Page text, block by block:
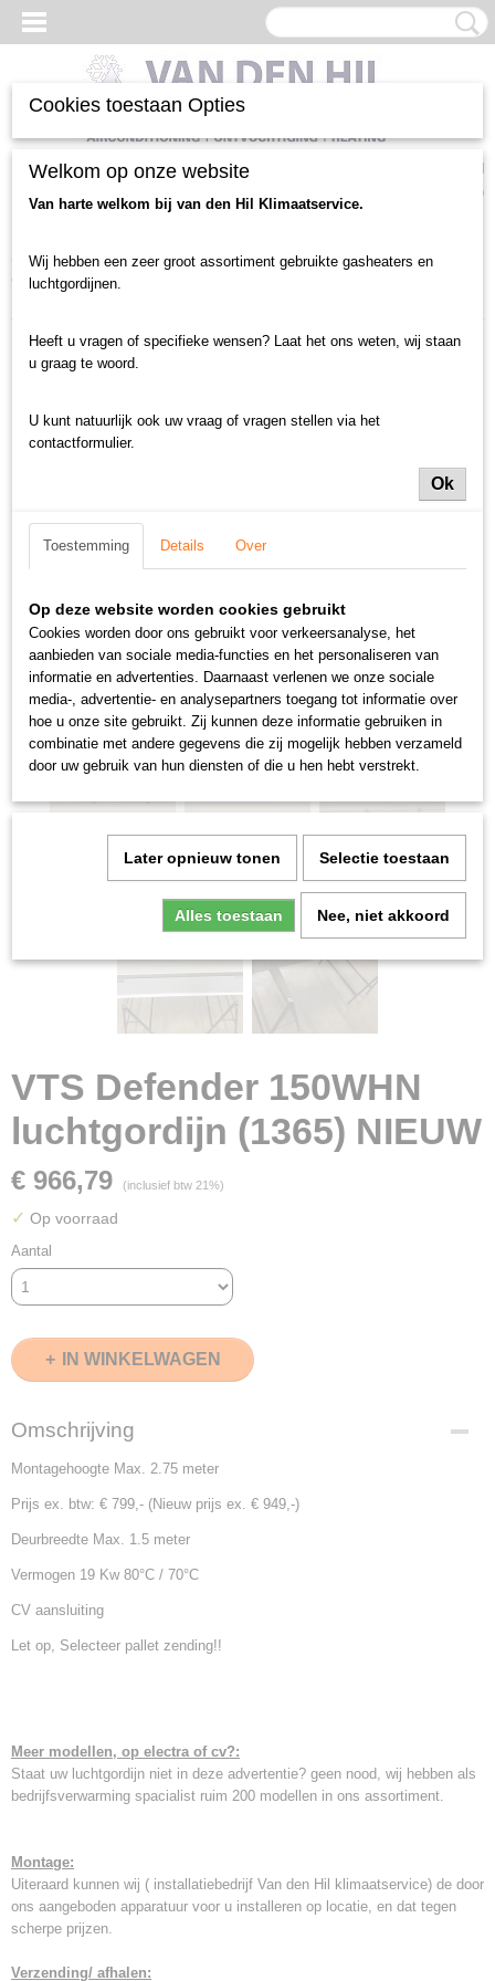
Inloggen Registreren
(0)
Home >Luchtgordijnen en toebehoren>Luchtgordijnen nieuw>
deurbreedte tot 1.5 meter> Centrale Verwarming
VTS Defender
150WHN luchtgordijn (1365) NIEUW
VTS Defender 150WHN
luchtgordijn (1365) NIEUW
€ 966,79 (inclusief btw 21%)
✓ Op voorraad
Aantal
IN WINKELWAGEN
Omschrijving
Montagehoogte Max. 2.75 meter
Prijs ex. btw: € 799,- (Nieuw prijs ex. € 949,-)
Deurbreedte Max. 1.5 meter
Vermogen 19 Kw 80°C / 70°C
CV aansluiting
Let op, Selecteer pallet zending!!
Meer modellen, op electra of cv?:
Staat uw luchtgordijn niet in deze advertentie? geen nood, wij hebben als
bedrijfsverwarming spacialist ruim 200 modellen in ons assortiment.
Montage:
Uiteraard kunnen wij ( installatiebedrijf Van den Hil klimaatservice) de door
ons aangeboden apparatuur voor u installeren op locatie, en dat tegen
scherpe prijzen.
Verzending/ afhalen:
Cookies toestaan Opties
Welkom op onze website
Van harte welkom bij van den Hil Klimaatservice.
Wij hebben een zeer groot assortiment gebruikte gasheaters en
luchtgordijnen.
Heeft u vragen of specifieke wensen? Laat het ons weten, wij staan
u graag te woord.
U kunt natuurlijk ook uw vraag of vragen stellen via het
contactformulier.
Ok
Toestemming Details Over
Op deze website worden cookies gebruikt
Cookies worden door ons gebruikt voor verkeersanalyse, het
aanbieden van sociale media-functies en het personaliseren van
informatie en advertenties. Daarnaast verlenen we onze sociale
media-, advertentie- en analysepartners toegang tot informatie over
hoe u onze site gebruikt. Zij kunnen deze informatie gebruiken in
combinatie met andere gegevens die zij mogelijk hebben verzameld
door uw gebruik van hun diensten of die u hen hebt verstrekt.
Later opnieuw tonen Selectie toestaan
Alles toestaan Nee, niet akkoord